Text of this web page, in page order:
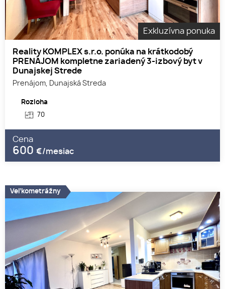
Exkluzívna ponuka
Reality KOMPLEX s.r.o. ponúka na krátkodobý
PRENÁJOM kompletne zariadený 3-izbový byt v
Dunajskej Strede
Prenájom, Dunajská Streda
Rozloha
70
Cena
600 €/mesiac
Veľkometrážny